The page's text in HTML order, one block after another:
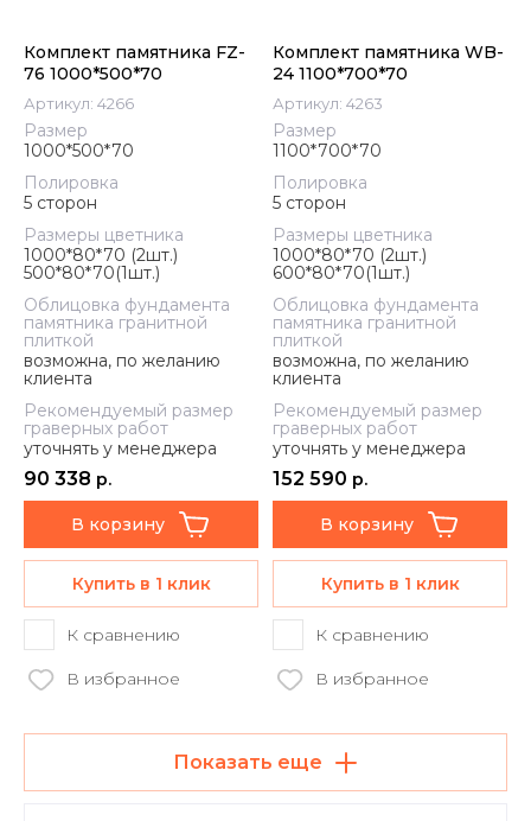
Комплект памятника FZ-
76 1000*500*70
Артикул: 4266
Размер
1000*500*70
Полировка
5 сторон
Размеры цветника
1000*80*70 (2шт.)
500*80*70(1шт.)
Облицовка фундамента
памятника гранитной
плиткой
возможна, по желанию
клиента
Рекомендуемый размер
граверных работ
уточнять у менеджера
90 338 р.
В корзину
Купить в 1 клик
К сравнению
В избранное
Комплект памятника WB-
24 1100*700*70
Артикул: 4263
Размер
1100*700*70
Полировка
5 сторон
Размеры цветника
1000*80*70 (2шт.)
600*80*70(1шт.)
Облицовка фундамента
памятника гранитной
плиткой
возможна, по желанию
клиента
Рекомендуемый размер
граверных работ
уточнять у менеджера
152 590 р.
В корзину
Купить в 1 клик
К сравнению
В избранное
Показать еще